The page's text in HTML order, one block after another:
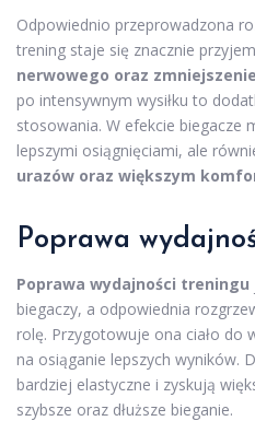
Odpowiednio przeprowadzona
trening staje się znacznie
nerwowego oraz
po intensywnym wysiłku to
stosowania. W efekcie biegacze
lepszymi osiągnięciami, ale
urazów oraz większym
Poprawa
Poprawa wydajności treningu
biegaczy, a odpowiednia
rolę. Przygotowuje ona ciało do
na osiąganie lepszych wyników.
bardziej elastyczne i zyskują
szybsze oraz dłuższe bieganie.